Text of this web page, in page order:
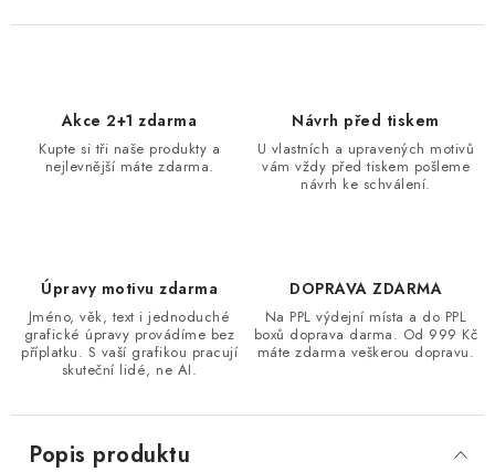
Akce 2+1 zdarma
Kupte si tři naše produkty a
nejlevnější máte zdarma.
Návrh před tiskem
U vlastních a upravených motivů
vám vždy před tiskem pošleme
návrh ke schválení.
Úpravy motivu zdarma
Jméno, věk, text i jednoduché
grafické úpravy provádíme bez
příplatku. S vaší grafikou pracují
skuteční lidé, ne AI.
DOPRAVA ZDARMA
Na PPL výdejní místa a do PPL
boxů doprava darma. Od 999 Kč
máte zdarma veškerou dopravu.
Popis produktu